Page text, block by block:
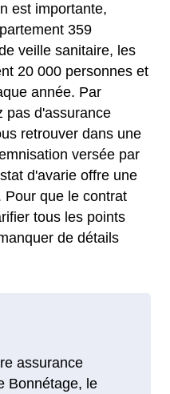
est importante,
359
veille sanitaire, les
20 000 personnes et
année. Par
pas d'assurance
retrouver dans une
versée par
d'avarie offre une
Pour que le contrat
tous les points
de détails
assurance
Bonnétage, le